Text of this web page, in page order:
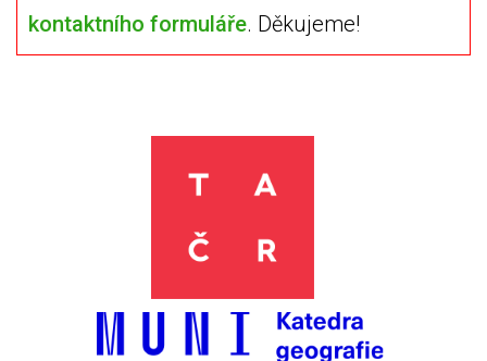
kontaktního formuláře. Děkujeme!